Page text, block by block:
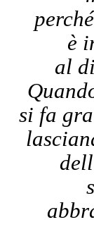
è
al
si fa